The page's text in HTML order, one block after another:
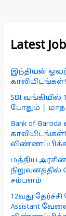
Latest
இந்தியன்
காலியிடங்கள்!
SBI வங்கியில்
போதும் | மாத
Bank of
காலியிடங்கள்!
மத்திய
நிறுவனத்தில்
சம்பளம்
12வது
Assistant